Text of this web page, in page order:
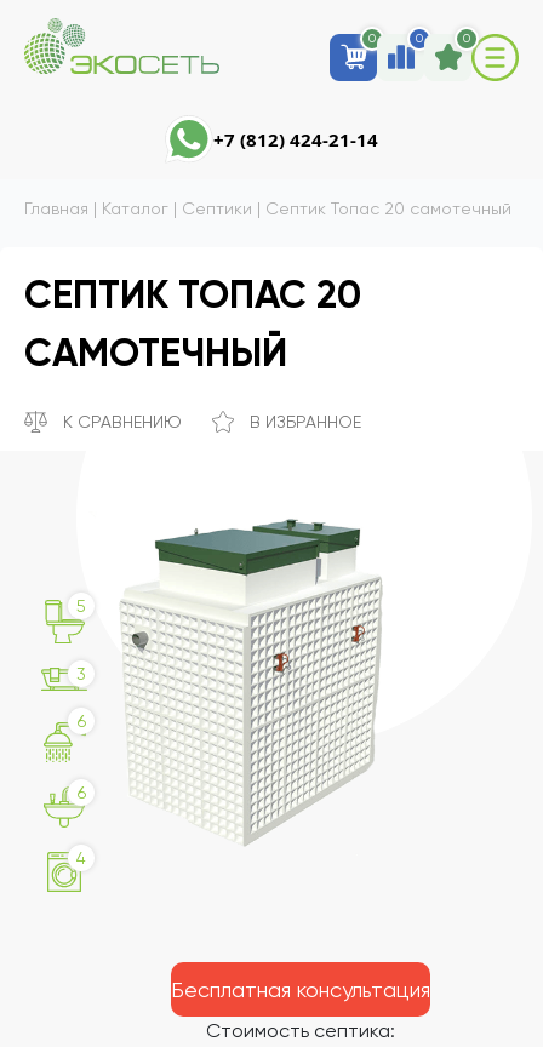
0 0 0
+7 (812) 424-21-14
Главная | Каталог | Септики | Септик Топас 20 самотечный
СЕПТИК ТОПАС 20
САМОТЕЧНЫЙ
К СРАВНЕНИЮ В ИЗБРАННОЕ
5
3
6
6
4
Стоимость септика:
Бесплатная консультация